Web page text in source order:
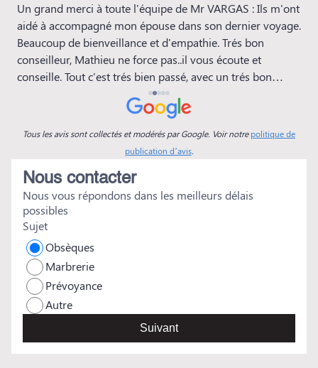
Un grand merci à toute l'équipe de Mr VARGAS : Ils m'ont
aidé à accompagné mon épouse dans son dernier voyage.
Beaucoup de bienveillance et d'empathie. Trés bon
conseilleur, Mathieu ne force pas..il vous écoute et
conseille. Tout c'est trés bien passé, avec un trés bon
rapport qualité-prix ( même s'il est toujours difficile de
parler d'argent en ce moment la). Lors de la cérémonie au
Crématorium, Mathieu nous a lu un magnifique texte qui
Tous les avis sont collectés et modérés par Google. Voir notrepolitique de
publication d’avis.
Nous contacter
Nous vous répondons dans les meilleurs délais
possibles
Sujet
Obsèques
Marbrerie
Prévoyance
Autre
Suivant